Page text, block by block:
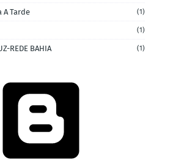
A Tarde (1)
(1)
REDE BAHIA (1)